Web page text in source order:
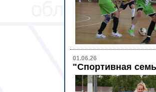
01.06.26
"Спортивная